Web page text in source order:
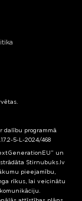
dalību programmā
5-L-2024/468
un
Stirnubuks.lv
pieejamību,
rīkus, lai veicinātu